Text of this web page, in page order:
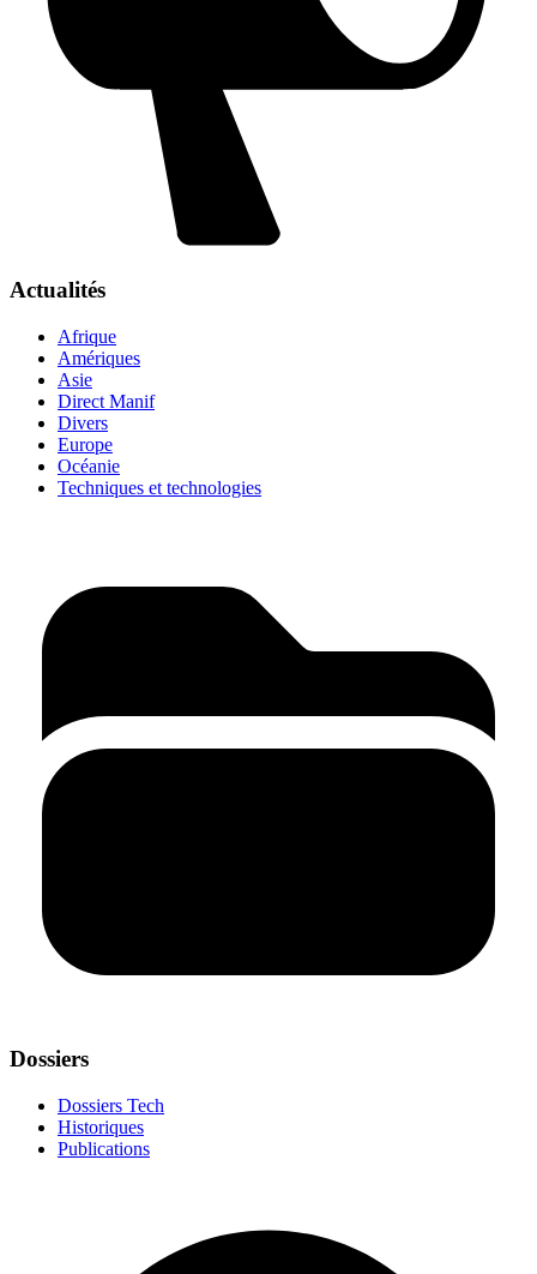
Actualités
Afrique
Amériques
Asie
Direct Manif
Divers
Europe
Océanie
Techniques et technologies
Dossiers
Dossiers Tech
Historiques
Publications